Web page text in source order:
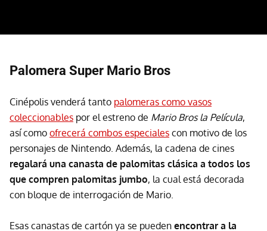
Palomera Super Mario Bros
Cinépolis venderá tanto palomeras como vasos
coleccionables por el estreno de Mario Bros la Película,
así como ofrecerá combos especiales con motivo de los
personajes de Nintendo. Además, la cadena de cines
regalará una canasta de palomitas clásica a todos los
que compren palomitas jumbo, la cual está decorada
con bloque de interrogación de Mario.
Esas canastas de cartón ya se pueden encontrar a la